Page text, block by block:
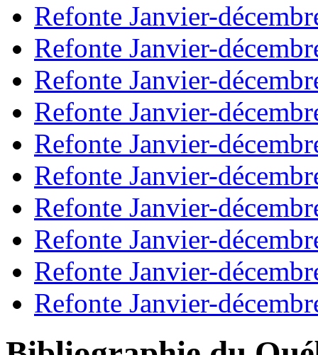
Refonte Janvier-
Refonte Janvier-
Refonte Janvier-
Refonte Janvier-
Refonte Janvier-
Refonte Janvier-
Refonte Janvier-
Refonte Janvier-
Refonte Janvier-
Refonte Janvier-